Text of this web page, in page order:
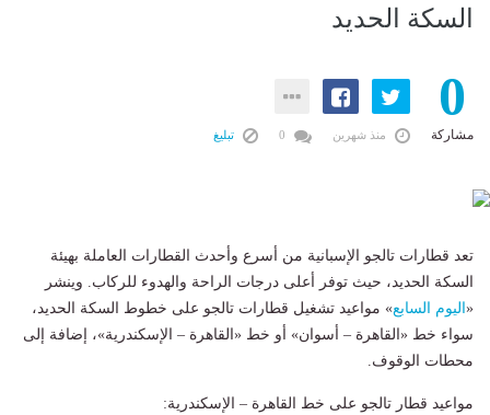
السكة الحديد
0
مشاركة منذ شهرين تبليغ
تعد قطارات تالجو الإسبانية من أسرع وأحدث القطارات العاملة بهيئة
السكة الحديد، حيث توفر أعلى درجات الراحة والهدوء للركاب. وينشر
« اليوم السابع» مواعيد تشغيل قطارات تالجو على خطوط السكة الحديد،
سواء خط «القاهرة – أسوان» أو خط «القاهرة – الإسكندرية»، إضافة إلى
محطات الوقوف.
مواعيد قطار تالجو على خط القاهرة – الإسكندرية: